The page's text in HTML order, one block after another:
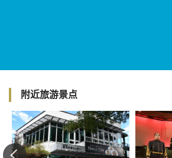
附近旅游景点